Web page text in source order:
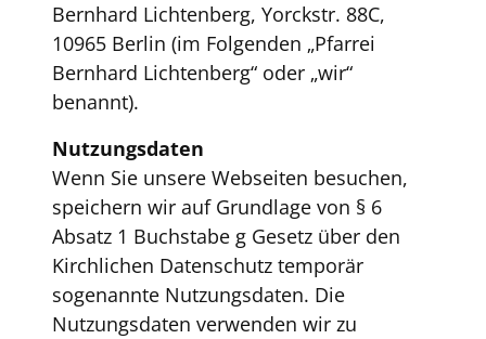
Bernhard Lichtenberg, Yorckstr. 88C,
10965 Berlin (im Folgenden „Pfarrei
Bernhard Lichtenberg“ oder „wir“
benannt).
Nutzungsdaten
Wenn Sie unsere Webseiten besuchen,
speichern wir auf Grundlage von § 6
Absatz 1 Buchstabe g Gesetz über den
Kirchlichen Datenschutz temporär
sogenannte Nutzungsdaten. Die
Nutzungsdaten verwenden wir zu